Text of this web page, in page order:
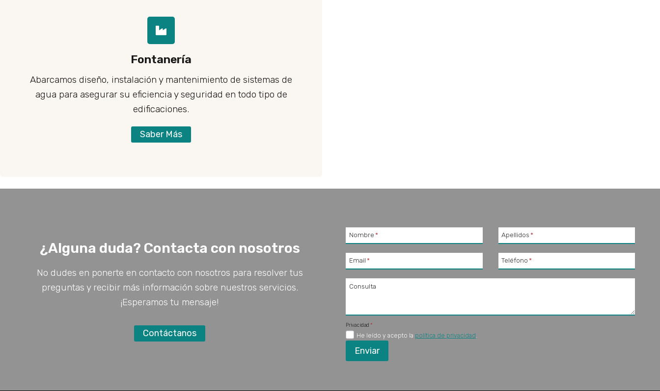
Fontanería
Abarcamos diseño, instalación y mantenimiento de sistemas de
agua para asegurar su eficiencia y seguridad en todo tipo de
edificaciones.
Saber Más
¿Alguna duda? Contacta con nosotros
No dudes en ponerte en contacto con nosotros para resolver tus
preguntas y recibir más información sobre nuestros servicios.
¡Esperamos tu mensaje!
Contáctanos
Nombre * Apellidos *
Email * Teléfono *
Consulta
Privacidad *
He leído y acepto la política de privacidad .
Enviar